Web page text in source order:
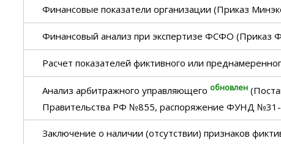
Финансовые показатели организации (Приказ
Финансовый анализ при экспертизе ФСФО
Расчет показателей фиктивного или
Анализ арбитражного управляющего обновлен
Правительства РФ №855, распоряжение ФУНД
Заключение о наличии (отсутствии) признаков